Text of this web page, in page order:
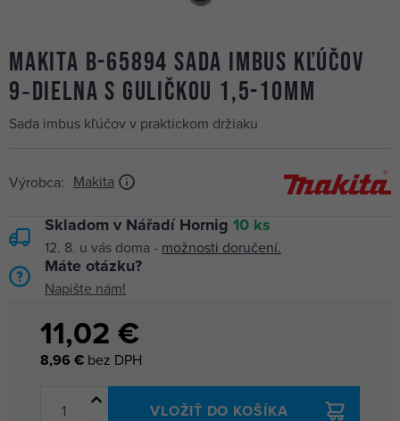
MAKITA B-65894 sada imbus kľúčov
9‑dielna s guličkou 1,5-10mm
Sada imbus kľúčov v praktickom držiaku
Výrobca: Makita
Skladom v Nářadí Hornig 10 ks
12. 8. u vás doma - možnosti doručení.
Máte otázku?
Napište nám!
11,02 €
8,96 € bez DPH
VLOŽIŤ DO KOŠÍKA